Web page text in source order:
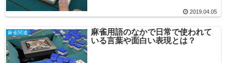
2019.04.05
麻雀関連
麻雀用語のなかで日常で使われて
いる言葉や面白い表現とは？